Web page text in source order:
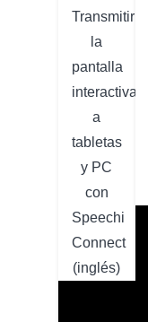
Transmitir
la
pantalla
interactiva
a
tabletas
y PC
con
Speechi
Connect
(inglés)